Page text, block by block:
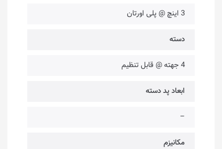
3 اینچ @ پلی اورتان
دسته
4 جهته @ قابل تنظیم
ابعاد پد دسته
–
مکانیزم